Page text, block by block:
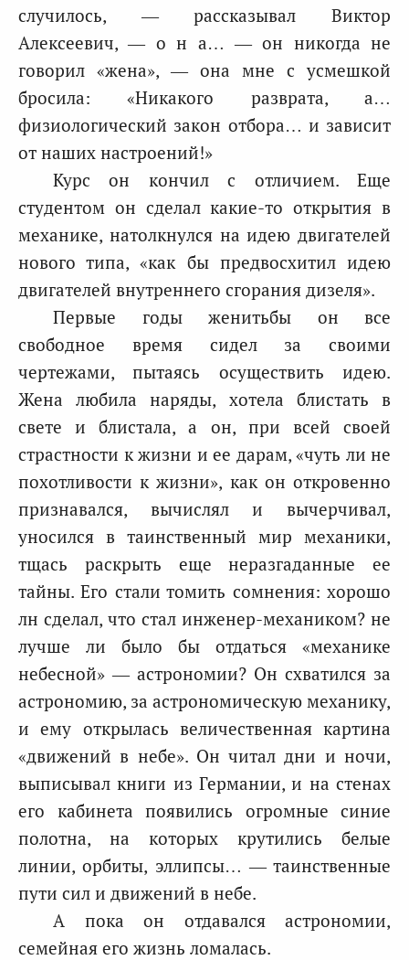
случилось, — рассказывал Виктор
Алексеевич, — о н а… — он никогда не
говорил «жена», — она мне с усмешкой
бросила: «Никакого разврата, а…
физиологический закон отбора… и зависит
от наших настроений!»
Курс он кончил с отличием. Еще
студентом он сделал какие-то открытия в
механике, натолкнулся на идею двигателей
нового типа, «как бы предвосхитил идею
двигателей внутреннего сгорания дизеля».
Первые годы женитьбы он все
свободное время сидел за своими
чертежами, пытаясь осуществить идею.
Жена любила наряды, хотела блистать в
свете и блистала, а он, при всей своей
страстности к жизни и ее дарам, «чуть ли не
похотливости к жизни», как он откровенно
признавался, вычислял и вычерчивал,
уносился в таинственный мир механики,
тщась раскрыть еще неразгаданные ее
тайны. Его стали томить сомнения: хорошо
лн сделал, что стал инженер-механиком? не
лучше ли было бы отдаться «механике
небесной» — астрономии? Он схватился за
астрономию, за астрономическую механику,
и ему открылась величественная картина
«движений в небе». Он читал дни и ночи,
выписывал книги из Германии, и на стенах
его кабинета появились огромные синие
полотна, на которых крутились белые
линии, орбиты, эллипсы… — таинственные
пути сил и движений в небе.
А пока он отдавался астрономии,
семейная его жизнь ломалась.